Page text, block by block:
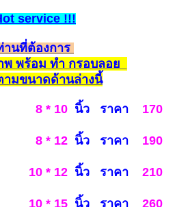
service !!!
านที่ต้องการ
พ พร้อม ทำ กรอบลอย
ามขนาดด้านล่างนี้
8 * 10 นิ้ว ราคา 170
8 * 12 นิ้ว ราคา 190
12 นิ้ว ราคา 210
10 * 15 นิ้ว ราคา 260